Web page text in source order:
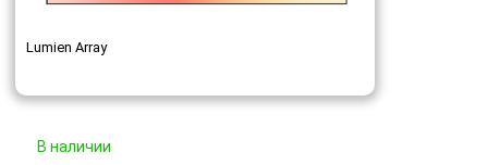
Lumien Array
В наличии